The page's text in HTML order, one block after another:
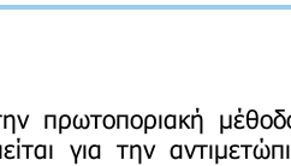
πρωτοποριακή
για την